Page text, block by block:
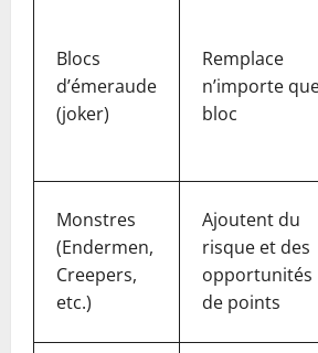
Blocs
d’émeraude
(joker)
Remplace
n’importe
bloc
Monstres
(Endermen,
Creepers,
etc.)
Ajoutent du
risque et des
opportunités
de points